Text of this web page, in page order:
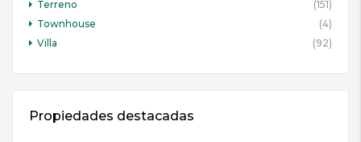
Terreno
(151)
Townhouse
(4)
Villa
(92)
Propiedades destacadas